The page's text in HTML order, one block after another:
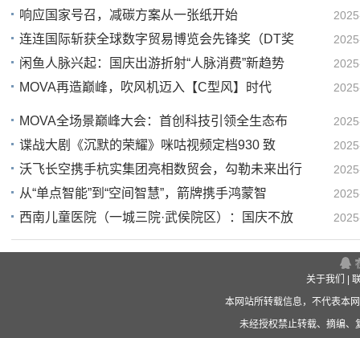
响应国家号召，减碳方案从一张纸开始
连连国际斩获全球数字贸易博览会先锋奖（DT奖
闲鱼人脉兴起：国庆出游折射“人脉消费”新趋势
MOVA再造巅峰，吹风机迈入【C型风】时代
MOVA全场景巅峰大会：首创科技引领全生态布
谍战大剧《沉默的荣耀》咪咕视频定档930 致
沃飞长空携手杭实集团亮相数贸会，勾勒未来出行
从“单点智能”到“空间智慧”，箭牌携手鸿蒙智
西南儿童医院（一城三院·武侯院区）：国庆不放
关于我们
本网站所转载信息，不代表本
未经授权禁止转载、摘编、